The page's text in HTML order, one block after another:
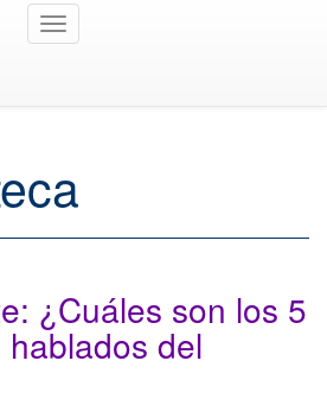
Toggle
¿Cuáles son los 5
del